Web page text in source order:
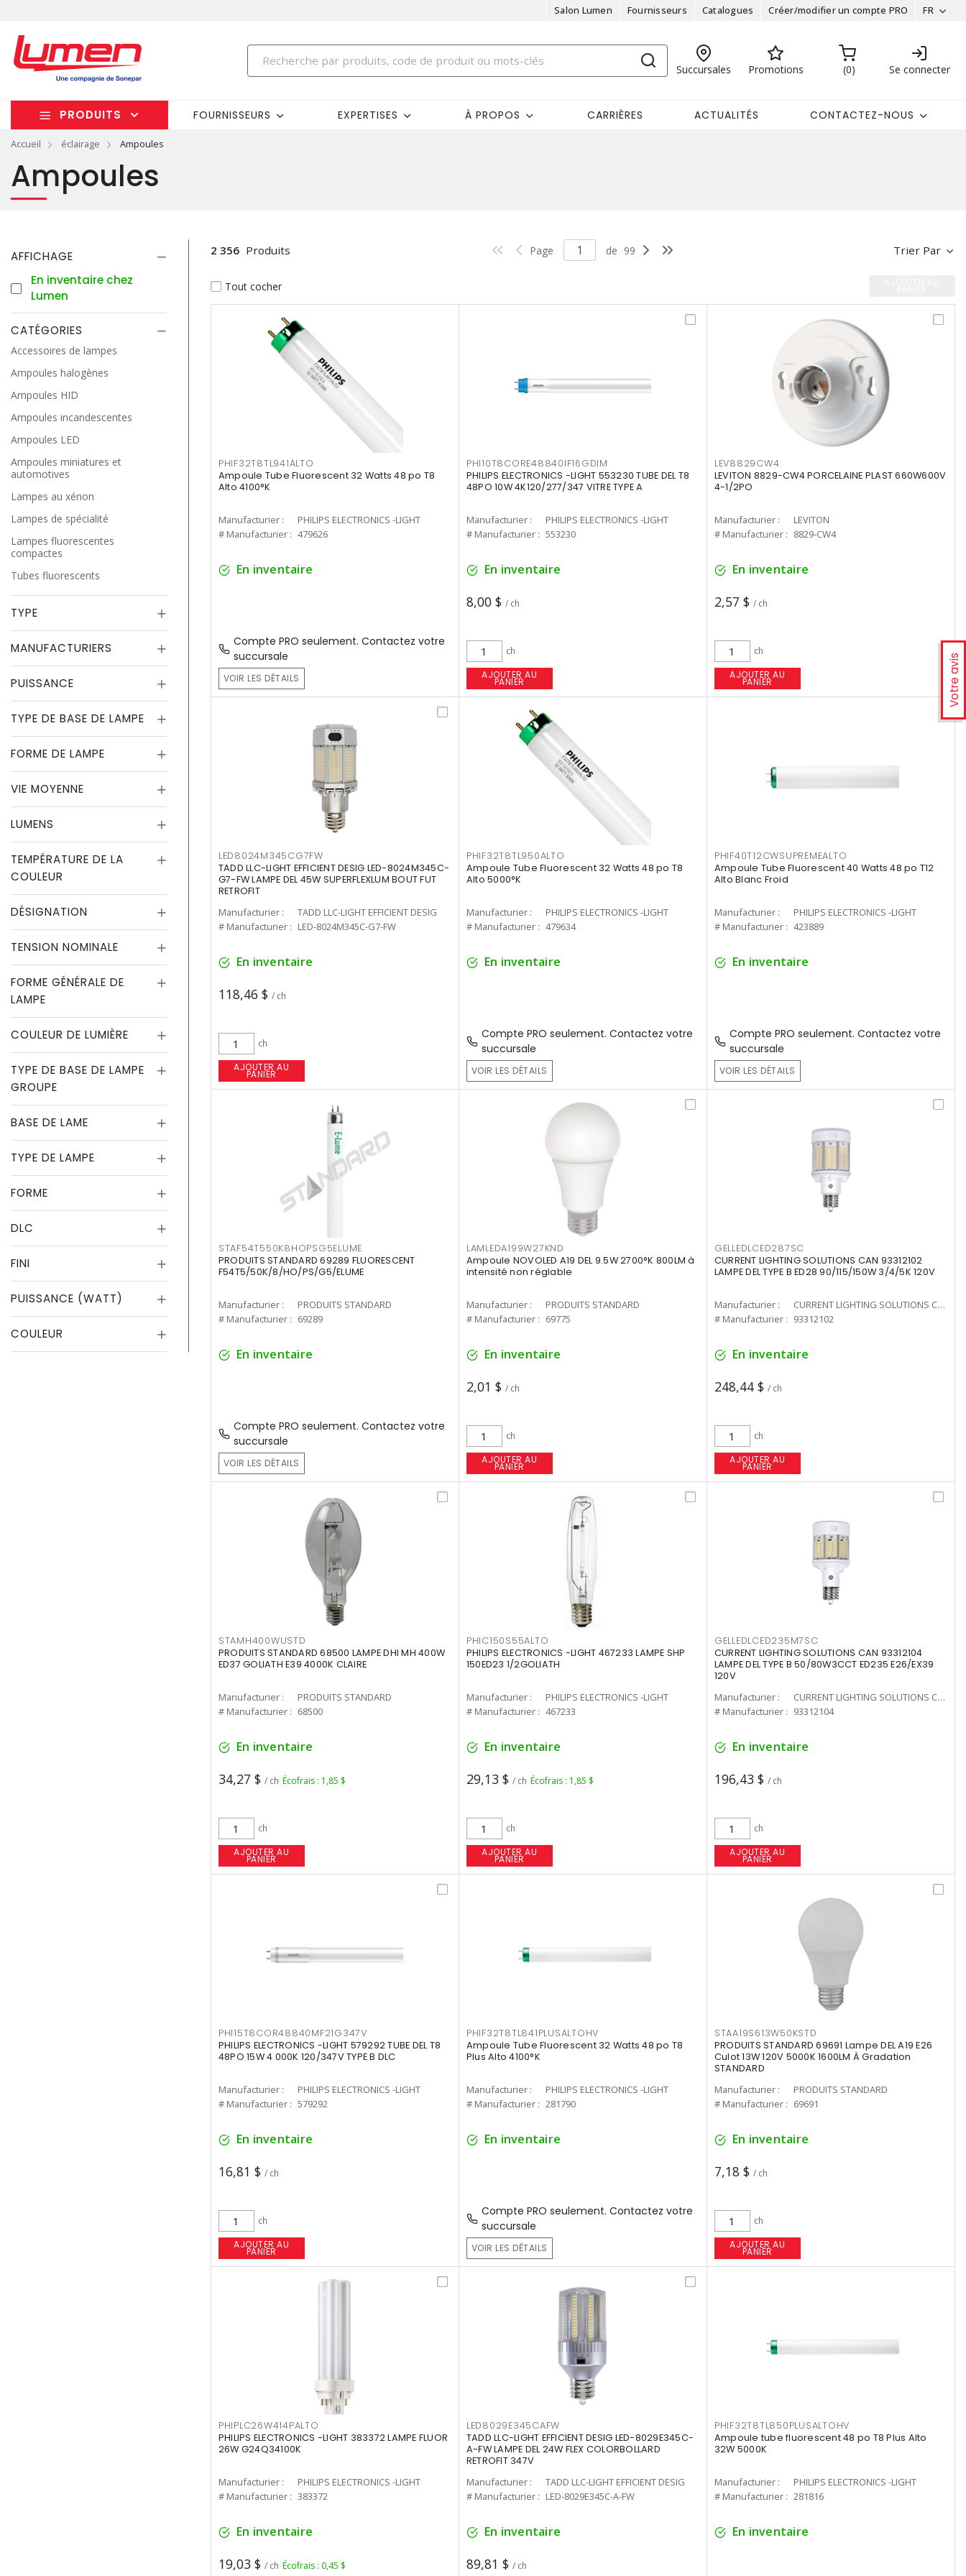
Salon Lumen Fournisseurs Catalogues Créer/modifier un compte PRO FR
Succursales Promotions 0 Se connecter
PRODUITS FOURNISSEURS EXPERTISES À PROPOS CARRIÈRES ACTUALITÉS CONTACTEZ-NOUS
Accueil éclairage Ampoules
Votre avis
Ampoules
AFFICHAGE
En inventaire chez
Lumen
CATÉGORIES
Accessoires de lampes
Ampoules halogènes
Ampoules HID
Ampoules incandescentes
Ampoules LED
Ampoules miniatures et
automotives
Lampes au xénon
Lampes de spécialité
Lampes fluorescentes
compactes
Tubes fluorescents
TYPE
MANUFACTURIERS
PUISSANCE
TYPE DE BASE DE LAMPE
FORME DE LAMPE
VIE MOYENNE
LUMENS
TEMPÉRATURE DE LA
COULEUR
DÉSIGNATION
TENSION NOMINALE
FORME GÉNÉRALE DE
LAMPE
COULEUR DE LUMIÈRE
TYPE DE BASE DE LAMPE
GROUPE
BASE DE LAME
TYPE DE LAMPE
FORME
DLC
FINI
PUISSANCE (WATT)
COULEUR
Trier Par
2 356 Produits Page de 99
Tout cocher
PHIF32T8TL941ALTO
Ampoule Tube Fluorescent 32 Watts 48 po T8
Alto 4100°K
Manufacturier :
PHILIPS ELECTRONICS -LIGHT
# Manufacturier : 479626
En inventaire
Compte PRO seulement. Contactez votre
succursale
VOIR LES DÉTAILS
PHI10T8CORE48840IF16GDIM
PHILIPS ELECTRONICS -LIGHT 553230 TUBE DEL T8
48PO 10W 4K120/277/347 VITRE TYPE A
Manufacturier :
PHILIPS ELECTRONICS -LIGHT
# Manufacturier : 553230
En inventaire
8,00 $ / ch
ch
AJOUTER AU
PANIER
LEV8829CW4
LEVITON 8829-CW4 PORCELAINE PLAST 660W600V
4-1/2PO
Manufacturier :
LEVITON
# Manufacturier : 8829-CW4
En inventaire
2,57 $ / ch
ch
AJOUTER AU
PANIER
LED8024M345CG7FW
TADD LLC-LIGHT EFFICIENT DESIG LED-8024M345C-
G7-FW LAMPE DEL 45W SUPERFLEXLUM BOUT FUT
RETROFIT
Manufacturier :
TADD LLC-LIGHT EFFICIENT DESIG
# Manufacturier : LED-8024M345C-G7-FW
En inventaire
118,46 $ / ch
ch
AJOUTER AU
PANIER
PHIF32T8TL950ALTO
Ampoule Tube Fluorescent 32 Watts 48 po T8
Alto 5000°K
Manufacturier :
PHILIPS ELECTRONICS -LIGHT
# Manufacturier : 479634
En inventaire
Compte PRO seulement. Contactez votre
succursale
VOIR LES DÉTAILS
PHIF40T12CWSUPREMEALTO
Ampoule Tube Fluorescent 40 Watts 48 po T12
Alto Blanc Froid
Manufacturier :
PHILIPS ELECTRONICS -LIGHT
# Manufacturier : 423889
En inventaire
Compte PRO seulement. Contactez votre
succursale
VOIR LES DÉTAILS
STAF54T550K8HOPSG5ELUME
PRODUITS STANDARD 69289 FLUORESCENT
F54T5/50K/8/HO/PS/G5/ELUME
Manufacturier :
PRODUITS STANDARD
# Manufacturier : 69289
En inventaire
Compte PRO seulement. Contactez votre
succursale
VOIR LES DÉTAILS
LAMLEDA199W27KND
Ampoule NOVOLED A19 DEL 9.5W 2700°K 800LM à
intensité non réglable
Manufacturier :
PRODUITS STANDARD
# Manufacturier : 69775
En inventaire
2,01 $ / ch
ch
AJOUTER AU
PANIER
GELLEDLCED287SC
CURRENT LIGHTING SOLUTIONS CAN 93312102
LAMPE DEL TYPE B ED28 90/115/150W 3/4/5K 120V
Manufacturier :
CURRENT LIGHTING SOLUTIONS CAN
# Manufacturier : 93312102
En inventaire
248,44 $ / ch
ch
AJOUTER AU
PANIER
STAMH400WUSTD
PRODUITS STANDARD 68500 LAMPE DHI MH 400W
ED37 GOLIATH E39 4000K CLAIRE
Manufacturier :
PRODUITS STANDARD
# Manufacturier : 68500
En inventaire
34,27 $ / ch Écofrais : 1,85 $
ch
AJOUTER AU
PANIER
PHIC150S55ALTO
PHILIPS ELECTRONICS -LIGHT 467233 LAMPE SHP
150ED23 1/2GOLIATH
Manufacturier :
PHILIPS ELECTRONICS -LIGHT
# Manufacturier : 467233
En inventaire
29,13 $ / ch Écofrais : 1,85 $
ch
AJOUTER AU
PANIER
GELLEDLCED235M7SC
CURRENT LIGHTING SOLUTIONS CAN 93312104
LAMPE DEL TYPE B 50/80W3CCT ED235 E26/EX39
120V
Manufacturier :
CURRENT LIGHTING SOLUTIONS CAN
# Manufacturier : 93312104
En inventaire
196,43 $ / ch
ch
AJOUTER AU
PANIER
PHI15T8COR48840MF21G347V
PHILIPS ELECTRONICS -LIGHT 579292 TUBE DEL T8
48PO 15W 4 000K 120/347V TYPE B DLC
Manufacturier :
PHILIPS ELECTRONICS -LIGHT
# Manufacturier : 579292
En inventaire
16,81 $ / ch
ch
AJOUTER AU
PANIER
PHIF32T8TL841PLUSALTOHV
Ampoule Tube Fluorescent 32 Watts 48 po T8
Plus Alto 4100°K
Manufacturier :
PHILIPS ELECTRONICS -LIGHT
# Manufacturier : 281790
En inventaire
Compte PRO seulement. Contactez votre
succursale
VOIR LES DÉTAILS
STAA19S613W50KSTD
PRODUITS STANDARD 69691 Lampe DEL A19 E26
Culot 13W 120V 5000K 1600LM À Gradation
STANDARD
Manufacturier :
PRODUITS STANDARD
# Manufacturier : 69691
En inventaire
7,18 $ / ch
ch
AJOUTER AU
PANIER
PHIPLC26W414PALTO
PHILIPS ELECTRONICS -LIGHT 383372 LAMPE FLUOR
26W G24Q34100K
Manufacturier :
PHILIPS ELECTRONICS -LIGHT
# Manufacturier : 383372
En inventaire
19,03 $ / ch Écofrais : 0,45 $
LED8029E345CAFW
TADD LLC-LIGHT EFFICIENT DESIG LED-8029E345C-
A-FW LAMPE DEL 24W FLEX COLORBOLLARD
RETROFIT 347V
Manufacturier :
TADD LLC-LIGHT EFFICIENT DESIG
# Manufacturier : LED-8029E345C-A-FW
En inventaire
89,81 $ / ch
PHIF32T8TL850PLUSALTOHV
Ampoule tube fluorescent 48 po T8 Plus Alto
32W 5000K
Manufacturier :
PHILIPS ELECTRONICS -LIGHT
# Manufacturier : 281816
En inventaire